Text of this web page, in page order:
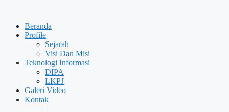
contentBeranda
Profile
Sejarah
Visi Dan Misi
Teknologi Informasi
DIPA
LKPJ
Galeri Video
Kontak